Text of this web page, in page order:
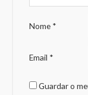
Nome *
Email *
Guardar o